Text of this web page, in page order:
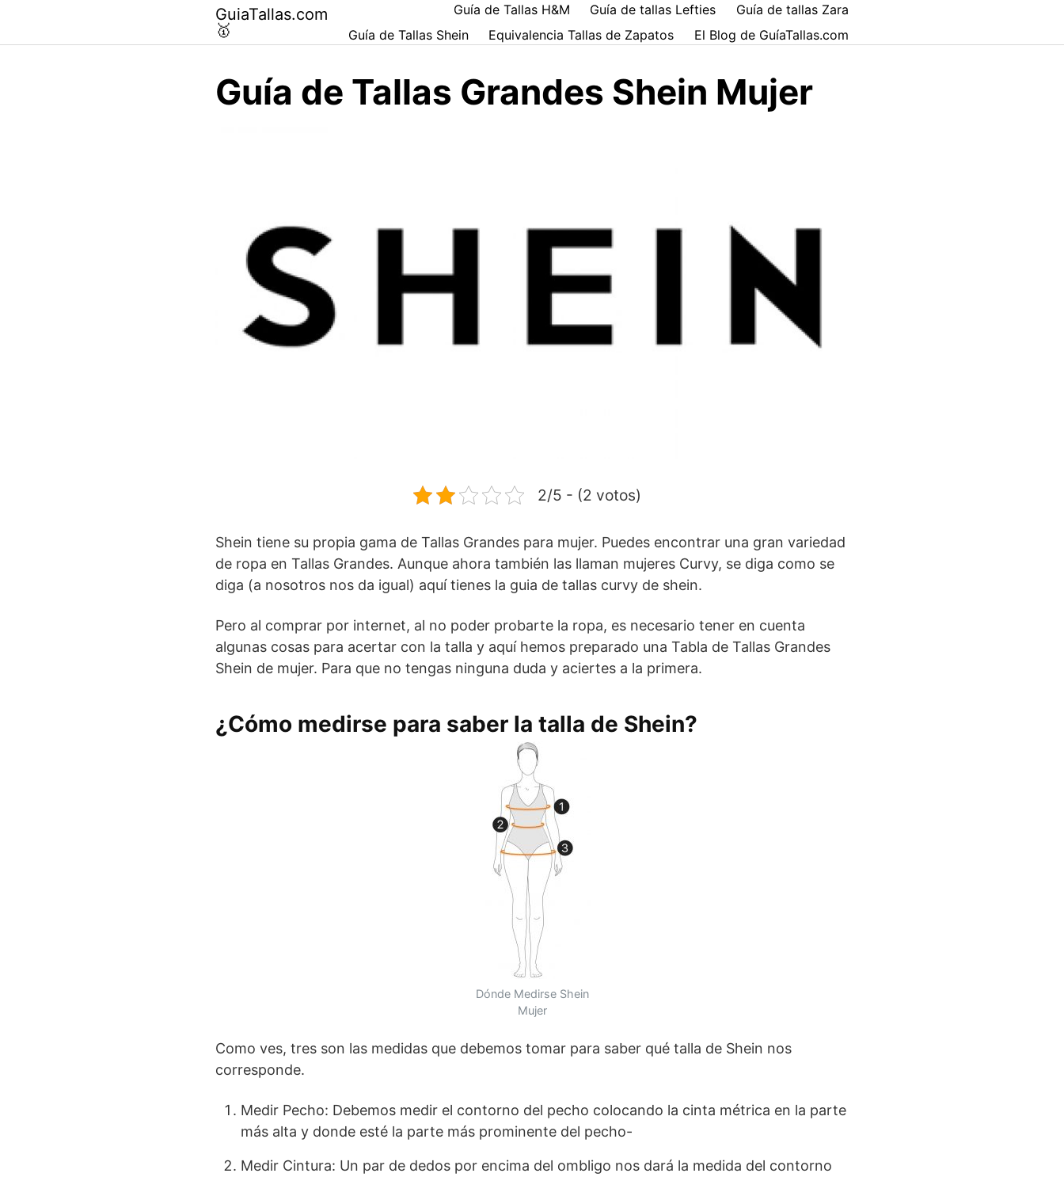
contenido
GuiaTallas.com
🥇
Guía de Tallas H&M Guía de tallas Lefties
Guía de tallas Zara
Guía de Tallas Shein
Equivalencia Tallas de Zapatos El Blog de GuíaTallas.com
Guía de Tallas Grandes Shein Mujer
2/5 - (2 votos)
Shein tiene su propia gama de Tallas Grandes para mujer. Puedes encontrar una gran variedad
de ropa en Tallas Grandes. Aunque ahora también las llaman mujeres Curvy, se diga como se
diga (a nosotros nos da igual) aquí tienes la guia de tallas curvy de shein.
Pero al comprar por internet, al no poder probarte la ropa, es necesario tener en cuenta
algunas cosas para acertar con la talla y aquí hemos preparado una Tabla de Tallas Grandes
Shein de mujer. Para que no tengas ninguna duda y aciertes a la primera.
¿Cómo medirse para saber la talla de Shein?
Dónde Medirse Shein
Mujer
Como ves, tres son las medidas que debemos tomar para saber qué talla de Shein nos
corresponde.
Medir Pecho: Debemos medir el contorno del pecho colocando la cinta métrica en la parte
más alta y donde esté la parte más prominente del pecho-
Medir Cintura: Un par de dedos por encima del ombligo nos dará la medida del contorno